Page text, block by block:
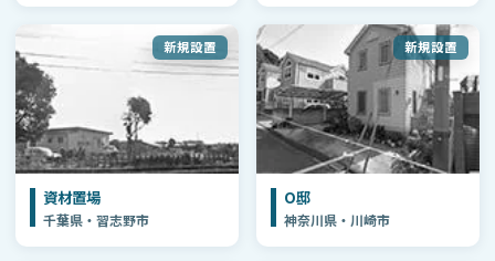
新規設置
資材置場
千葉県・習志野市
新規設置
O邸
神奈川県・川崎市